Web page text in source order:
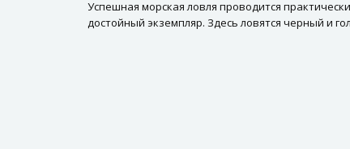
Успешная морская ловля проводится
достойный экземпляр. Здесь ловятся черный и